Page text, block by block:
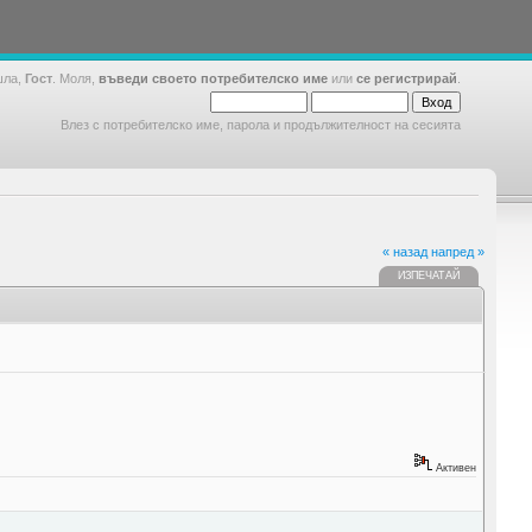
Гост . Моля, въведи своето потребителско име или се регистрирай
Влез с потребителско име, парола и продължителност на сесията
« назад напред »
ИЗПЕЧАТАЙ
Активен